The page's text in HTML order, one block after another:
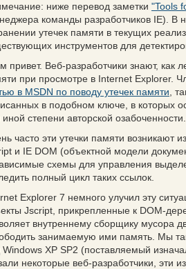
ниже перевод заметки "Tools
команды разработчиков IE). В
утечек памяти в текущих
инструментов для
привет. Веб-разработчики знают, как
при просмотре в Internet Explorer.
в MSDN по поводу утечек памяти ,
в подобном ключе, в которых
иной степени авторской озабоченности.
часто эти утечки памяти возникают
и IE DOM (объектной модели
схемы для управления
полный цикл таких ссылок.
Explorer 7 немного улучил эту
Jscript, прикрепленные к DOM-
внутреннему сборщику мусора
занимаемую ими память. Мы
Windows XP SP2 (поставляемый
некоторые веб-разработчики,